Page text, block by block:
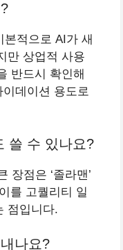
본적으로 AI가 새
만 상업적 사용
반드시 확인해
데이션 용도로
쓸 수 있나요?
장점은 ‘졸라맨’
를 고퀄리티 일
점입니다.
나요?